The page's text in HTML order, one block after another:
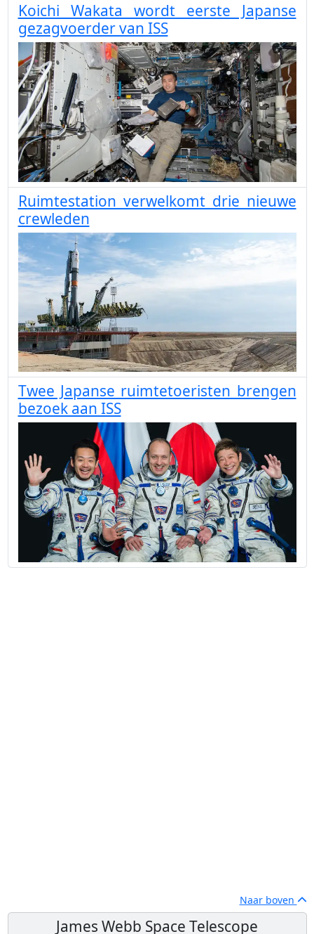
Koichi Wakata wordt eerste Japanse
gezagvoerder van ISS
Ruimtestation verwelkomt drie nieuwe
crewleden
Twee Japanse ruimtetoeristen brengen
bezoek aan ISS
Naar boven
James Webb Space Telescope